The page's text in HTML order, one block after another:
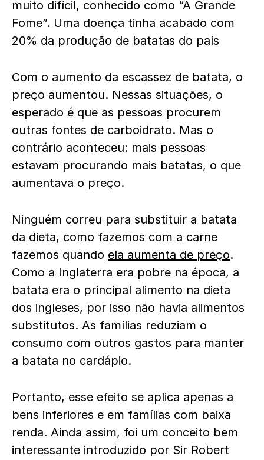
muito difícil, conhecido como “A Grande
Fome”. Uma doença tinha acabado com
20% da produção de batatas do país
Com o aumento da escassez de batata, o
preço aumentou. Nessas situações, o
esperado é que as pessoas procurem
outras fontes de carboidrato. Mas o
contrário aconteceu: mais pessoas
estavam procurando mais batatas, o que
aumentava o preço.
Ninguém correu para substituir a batata
da dieta, como fazemos com a carne
fazemos quando ela aumenta de preço.
Como a Inglaterra era pobre na época, a
batata era o principal alimento na dieta
dos ingleses, por isso não havia alimentos
substitutos. As famílias reduziam o
consumo com outros gastos para manter
a batata no cardápio.
Portanto, esse efeito se aplica apenas a
bens inferiores e em famílias com baixa
renda. Ainda assim, foi um conceito bem
interessante introduzido por Sir Robert